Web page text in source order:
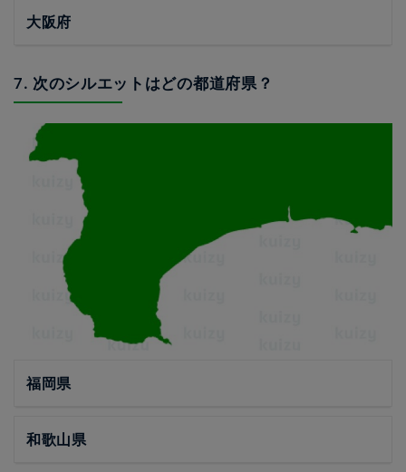
大阪府
7. 次のシルエットはどの都道府県？
福岡県
和歌山県